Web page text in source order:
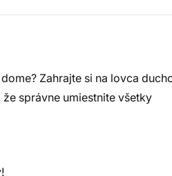
Zahrajte si na lovca
správne umiestnite všetky